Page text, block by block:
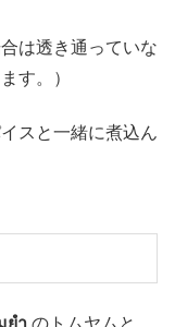
は透き通っていな
す。）
スと一緒に煮込ん
ยำ のトムヤムと